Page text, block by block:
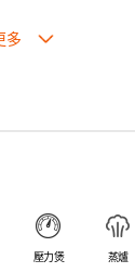
焗爐，耐熱程度
。
壓力煲 蒸爐